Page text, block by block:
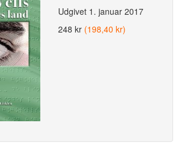
Udgivet 1. januar 2017
248 kr (198,40 kr)